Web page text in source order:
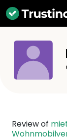
Review of